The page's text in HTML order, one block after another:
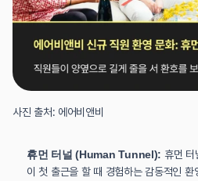
사진 출처: 에어비앤비
휴먼 터널 (Human Tunnel): 휴먼 터
이 첫 출근을 할 때 경험하는 감동적인 환